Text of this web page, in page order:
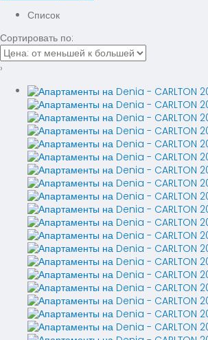
Список
Сортировать по:
›